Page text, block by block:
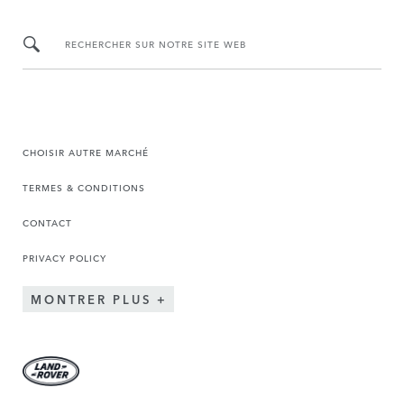
RECHERCHER SUR NOTRE SITE WEB
CHOISIR AUTRE MARCHÉ
TERMES & CONDITIONS
CONTACT
PRIVACY POLICY
MONTRER PLUS